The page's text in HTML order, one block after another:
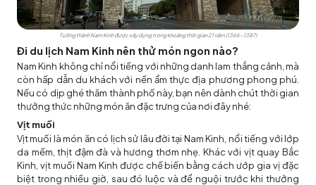
Tường thành Nam Kinh được xây dựng trong khoảng thời gian 21 năm (1366-1387)
Đi du lịch Nam Kinh nên thử món ngon nào?
Nam Kinh không chỉ nổi tiếng với những danh lam thắng cảnh, mà
còn hấp dẫn du khách với nền ẩm thực địa phương phong phú.
Nếu có dịp ghé thăm thành phố này, bạn nên dành chút thời gian
thưởng thức những món ăn đặc trưng của nơi đây nhé:
Vịt muối
Vịt muối là món ăn có lịch sử lâu đời tại Nam Kinh, nổi tiếng với lớp
da mềm, thịt đậm đà và hương thơm nhẹ. Khác với vịt quay Bắc
Kinh, vịt muối Nam Kinh được chế biến bằng cách ướp gia vị đặc
biệt trong nhiều giờ, sau đó luộc và để nguội trước khi thưởng